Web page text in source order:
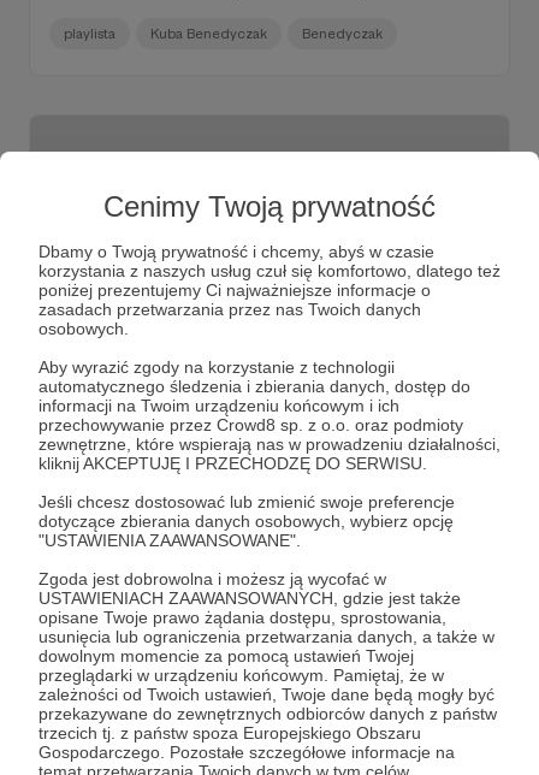
Cenimy Twoją prywatność
Dbamy o Twoją prywatność i chcemy, abyś w czasie
korzystania z naszych usług czuł się komfortowo, dlatego też
poniżej prezentujemy Ci najważniejsze informacje o
zasadach przetwarzania przez nas Twoich danych
osobowych.
Aby wyrazić zgody na korzystanie z technologii
automatycznego śledzenia i zbierania danych, dostęp do
informacji na Twoim urządzeniu końcowym i ich
przechowywanie przez Crowd8 sp. z o.o. oraz podmioty
zewnętrzne, które wspierają nas w prowadzeniu działalności,
kliknij AKCEPTUJĘ I PRZECHODZĘ DO SERWISU.
Jeśli chcesz dostosować lub zmienić swoje preferencje
dotyczące zbierania danych osobowych, wybierz opcję
"USTAWIENIA ZAAWANSOWANE".
Zgoda jest dobrowolna i możesz ją wycofać w
USTAWIENIACH ZAAWANSOWANYCH, gdzie jest także
opisane Twoje prawo żądania dostępu, sprostowania,
usunięcia lub ograniczenia przetwarzania danych, a także w
dowolnym momencie za pomocą ustawień Twojej
przeglądarki w urządzeniu końcowym. Pamiętaj, że w
zależności od Twoich ustawień, Twoje dane będą mogły być
przekazywane do zewnętrznych odbiorców danych z państw
trzecich tj. z państw spoza Europejskiego Obszaru
Gospodarczego. Pozostałe szczegółowe informacje na
temat przetwarzania Twoich danych w tym celów
playlista Kuba Benedyczak Benedyczak
08.10.2021 ● Komentarze: 2
Playlista od Kuby Benedyczaka
Choć Gra zespołowa odbywa się teraz wczesnym
przedpołudniem, żeby nie powiedzieć ranem, to Kuba
prezentuje muzykę, której słucha wieczorami. A co więcej
przyświecało przy układaniu playlisty - tej do audycji i tej
dodatkowej dla Państwa? Zapraszamy do czytania i
słuchania!
playlista Kuba Benedyczak